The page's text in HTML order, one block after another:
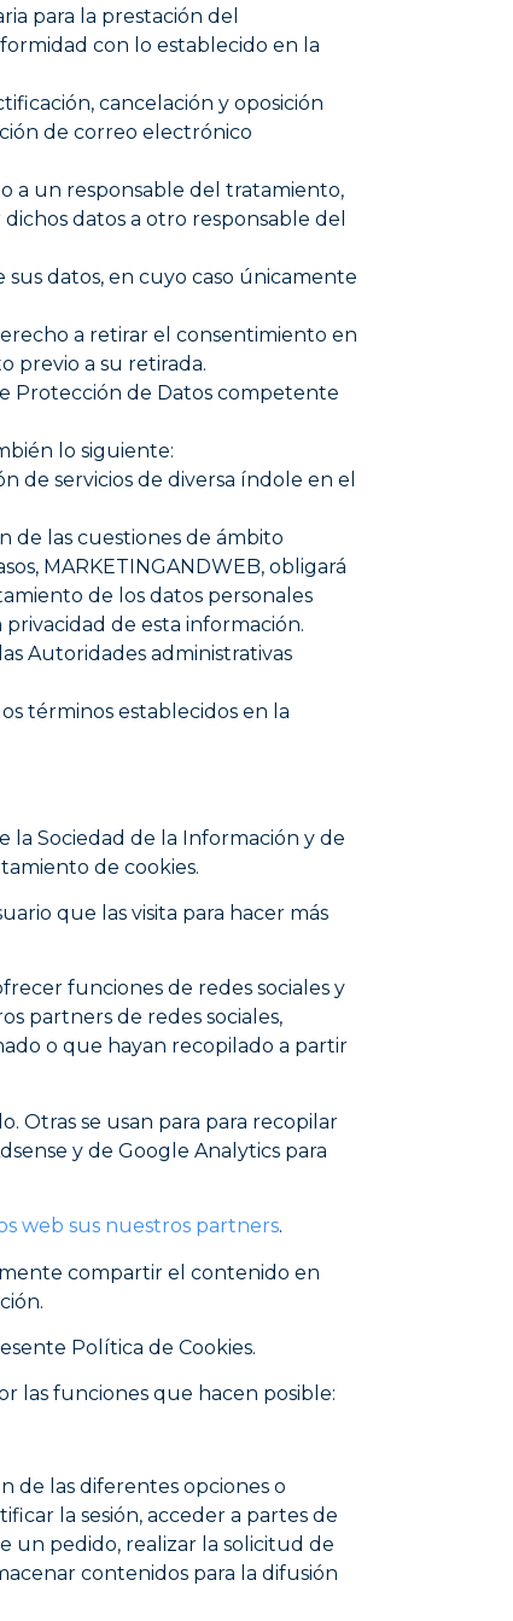
para la prestación del
con lo establecido en la
cancelación y oposición
de correo electrónico
a un responsable del tratamiento,
datos a otro responsable del
datos, en cuyo caso únicamente
a retirar el consentimiento en
previo a su retirada.
Protección de Datos competente
lo siguiente:
de servicios de diversa índole en el
de las cuestiones de ámbito
MARKETINGANDWEB, obligará
de los datos personales
de esta información.
Autoridades administrativas
términos establecidos en la
la Sociedad de la Información y de
de cookies.
que las visita para hacer más
funciones de redes sociales y
partners de redes sociales,
o que hayan recopilado a partir
Otras se usan para para recopilar
y de Google Analytics para
web sus nuestros partners.
compartir el contenido en
Política de Cookies.
las funciones que hacen posible:
de las diferentes opciones o
la sesión, acceder a partes de
un pedido, realizar la solicitud de
contenidos para la difusión